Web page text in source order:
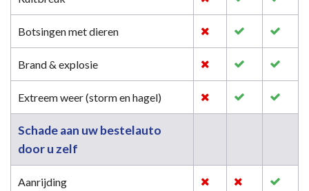
Botsingen met dieren
Brand & explosie
Extreem weer (storm en hagel)
Schade aan uw bestelauto
door u zelf
Aanrijding